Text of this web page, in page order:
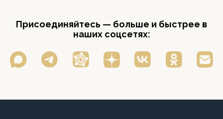
Присоединяйтесь — больше и быстрее в
наших соцсетях: